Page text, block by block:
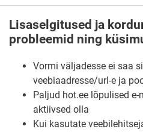
Lisaselgitused ja
probleemid ning
Vormi väljadesse ei saa
veebiaadresse/url-e ja
Paljud hot.ee lõpulised
aktiivsed olla
Kui kasutate